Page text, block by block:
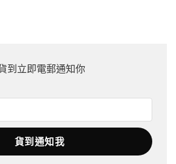
到立即電郵通知你